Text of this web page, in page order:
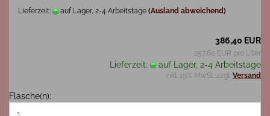
Lieferzeit: auf Lager, 2-4 Arbeitstage (Ausland abweichend)
386,40 EUR
257,60 EUR pro Liter
Lieferzeit: auf Lager, 2-4 Arbeitstage
inkl. 19% MwSt. zzgl. Versand
Flasche(n):